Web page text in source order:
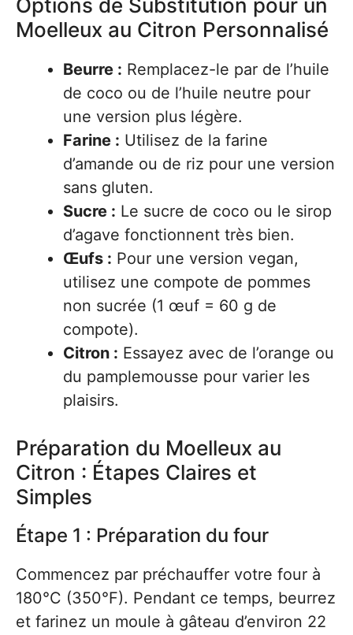
Options de Substitution pour un
Moelleux au Citron Personnalisé
Beurre : Remplacez-le par de l’huile
de coco ou de l’huile neutre pour
une version plus légère.
Farine : Utilisez de la farine
d’amande ou de riz pour une version
sans gluten.
Sucre : Le sucre de coco ou le sirop
d’agave fonctionnent très bien.
Œufs : Pour une version vegan,
utilisez une compote de pommes
non sucrée (1 œuf = 60 g de
compote).
Citron : Essayez avec de l’orange ou
du pamplemousse pour varier les
plaisirs.
Préparation du Moelleux au
Citron : Étapes Claires et
Simples
Étape 1 : Préparation du four
Commencez par préchauffer votre four à
180°C (350°F). Pendant ce temps, beurrez
et farinez un moule à gâteau d’environ 22